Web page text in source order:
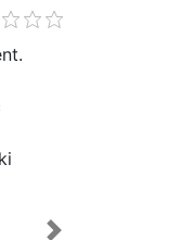
z nich